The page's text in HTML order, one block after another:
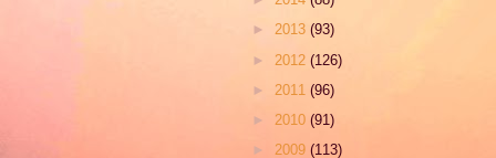
► 2013 (93)
► 2012 (126)
► 2011 (96)
► 2010 (91)
► 2009 (113)